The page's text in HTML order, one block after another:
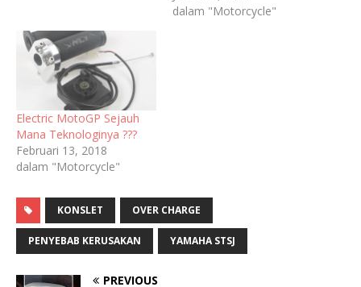
dalam "Motorcycle"
Electric MotoGP Sejauh
Mana Teknologinya ???
Februari 13, 2018
dalam "Motorcycle"
KONSLET OVER CHARGE
PENYEBAB KERUSAKAN YAMAHA STSJ
PREVIOUS